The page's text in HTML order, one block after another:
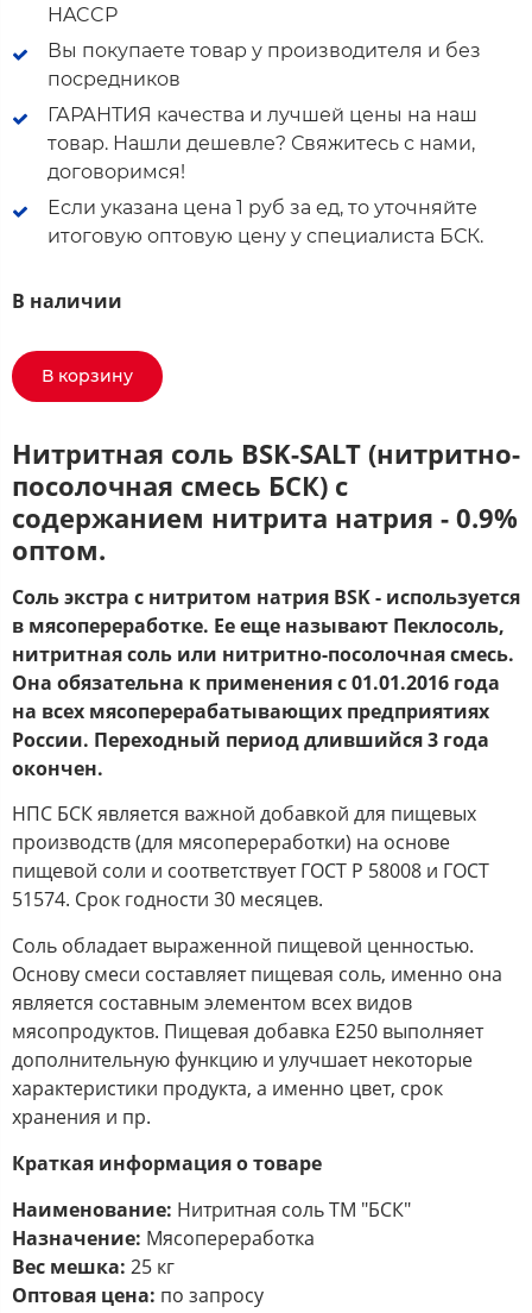
HACCP
Вы покупаете товар у производителя и без
посредников
ГАРАНТИЯ качества и лучшей цены на наш
товар. Нашли дешевле? Свяжитесь с нами,
договоримся!
Если указана цена 1 руб за ед, то уточняйте
итоговую оптовую цену у специалиста БСК.
В наличии
В корзину
Нитритная соль BSK-SALT (нитритно-
посолочная смесь БСК) с
содержанием нитрита натрия - 0.9%
оптом.
Соль экстра с нитритом натрия BSK - используется
в мясопереработке. Ее еще называют Пеклосоль,
нитритная соль или нитритно-посолочная смесь.
Она обязательна к применения с 01.01.2016 года
на всех мясоперерабатывающих предприятиях
России. Переходный период длившийся 3 года
окончен.
НПС БСК является важной добавкой для пищевых
производств (для мясопереработки) на основе
пищевой соли и соответствует ГОСТ Р 58008 и ГОСТ
51574. Срок годности 30 месяцев.
Соль обладает выраженной пищевой ценностью.
Основу смеси составляет пищевая соль, именно она
является составным элементом всех видов
мясопродуктов. Пищевая добавка Е250 выполняет
дополнительную функцию и улучшает некоторые
характеристики продукта, а именно цвет, срок
хранения и пр.
Краткая информация о товаре
Наименование: Нитритная соль ТМ "БСК"
Назначение: Мясопереработка
Вес мешка: 25 кг
Оптовая цена: по запросу